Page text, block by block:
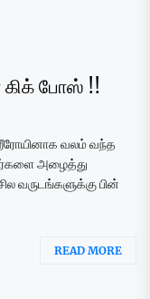
கிக் போஸ் !!
வலம் வந்த
அழைத்து
வருடங்களுக்கு பின்
READ MORE